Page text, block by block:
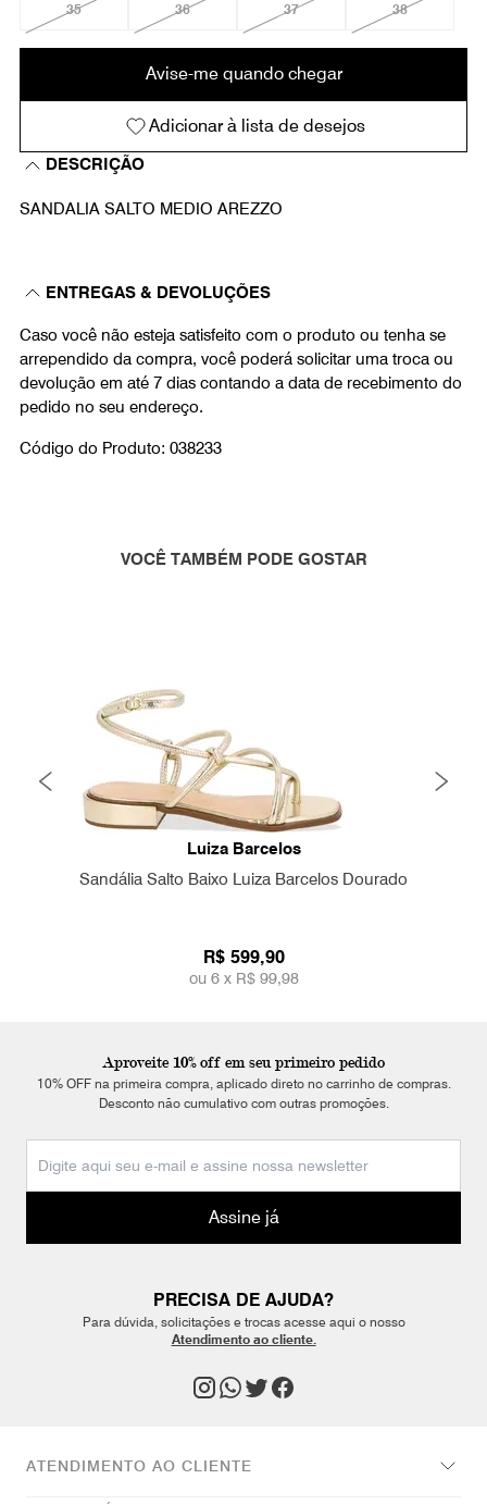
35 36 37 38
Avise-me quando chegar
Adicionar à lista de desejos
DESCRIÇÃO
SANDALIA SALTO MEDIO AREZZO
ENTREGAS & DEVOLUÇÕES
Caso você não esteja satisfeito com o produto ou tenha se
arrependido da compra, você poderá solicitar uma troca ou
devolução em até 7 dias contando a data de recebimento do
pedido no seu endereço.
Código do Produto: 038233
VOCÊ TAMBÉM PODE GOSTAR
Luiza Barcelos
Sandália Salto Baixo Luiza Barcelos Dourado
R$ 599,90
ou 6 x R$ 99,98
Aproveite 10% off em seu primeiro pedido
10% OFF na primeira compra, aplicado direto no carrinho de compras.
Desconto não cumulativo com outras promoções.
Assine já
PRECISA DE AJUDA?
Para dúvida, solicitações e trocas acesse aqui o nosso
Atendimento ao cliente.
ATENDIMENTO AO CLIENTE